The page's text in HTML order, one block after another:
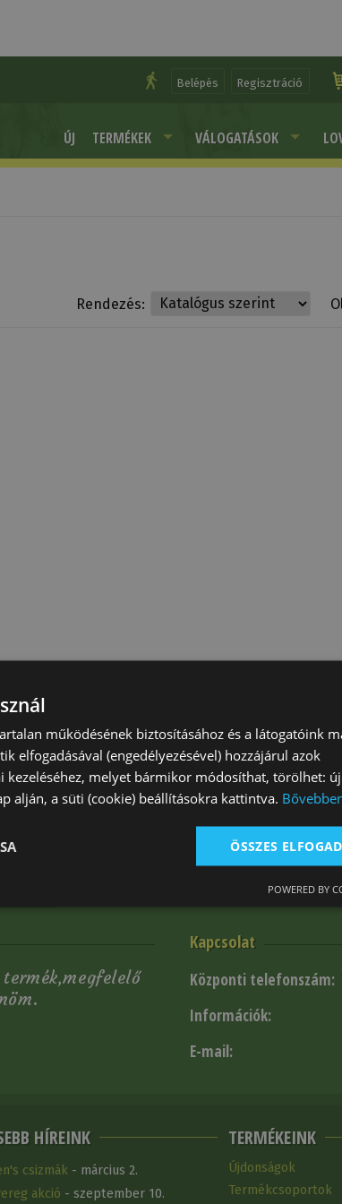
Belépés Regisztráció
ÚJ TERMÉKEK VÁLOGATÁSOK
Rendezés:
Kövessen minket
iratkozzon fel
Kapcsolat
Központi telefonszám:
Információk:
E-mail:
HÍREINK
csizmák- március 2.
akció - szeptember 10.
TERMÉKEINK
Újdonságok
Termékcsoportok
működésének biztosításához és a látogatóink
elfogadásával (engedélyezésével) hozzájárul azok
kezeléséhez, melyet bármikor módosíthat, törölhet:
alján, a süti (cookie) beállításokra kattintva.
ÖSSZES
POWERED BY